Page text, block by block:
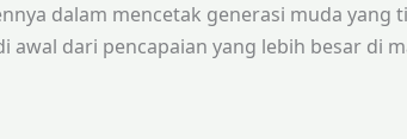
dalam mencetak generasi muda
dari pencapaian yang lebih besar di